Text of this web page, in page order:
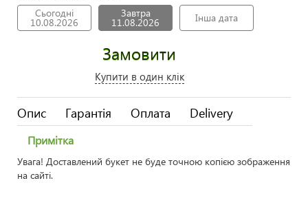
Сьогодні
10.08.2026
Завтра
11.08.2026 Інша дата
Замовити
Купити в один клік
Опис Гарантія Оплата Delivery
Примітка
Увага! Доставлений букет не буде точною копією зображення
на сайті.